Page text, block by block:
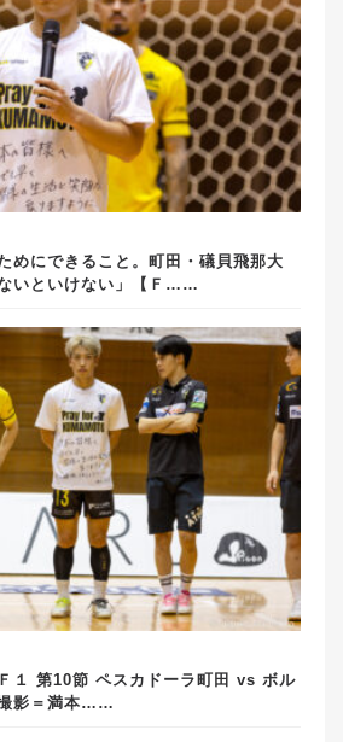
めにできること。町田・礒貝飛那大
ないといけない」【Ｆ……
１ 第10節 ペスカドーラ町田 vs ボル
影＝満本……